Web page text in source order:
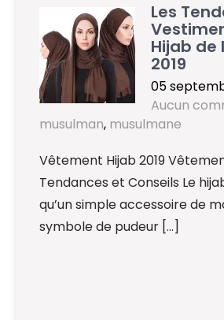
Les
Hijab de
2019
05
Aucun
musulman, musulmane
Vêtement Hijab 2019
Tendances et Conseils Le
qu’un simple accessoire de
symbole de pudeur […]